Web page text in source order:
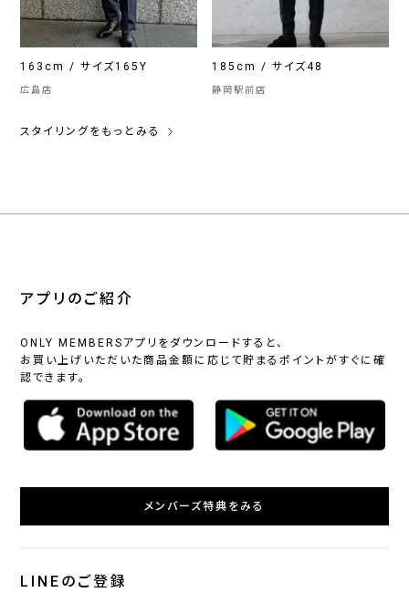
163cm / サイズ165Y
広島店
185cm / サイズ48
静岡駅前店
スタイリングをもっとみる
アプリのご紹介
ONLY MEMBERSアプリをダウンロードすると、
お買い上げいただいた商品金額に応じて貯まるポイントがすぐに確
認できます。
メンバーズ特典をみる
LINEのご登録